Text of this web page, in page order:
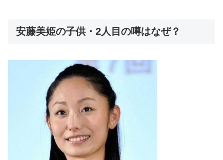
安藤美姫の子供・2人目の噂はなぜ？